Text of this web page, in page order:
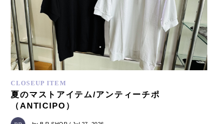
CLOSEUP ITEM
夏のマストアイテム/アンティーチポ
（ANTICIPO）